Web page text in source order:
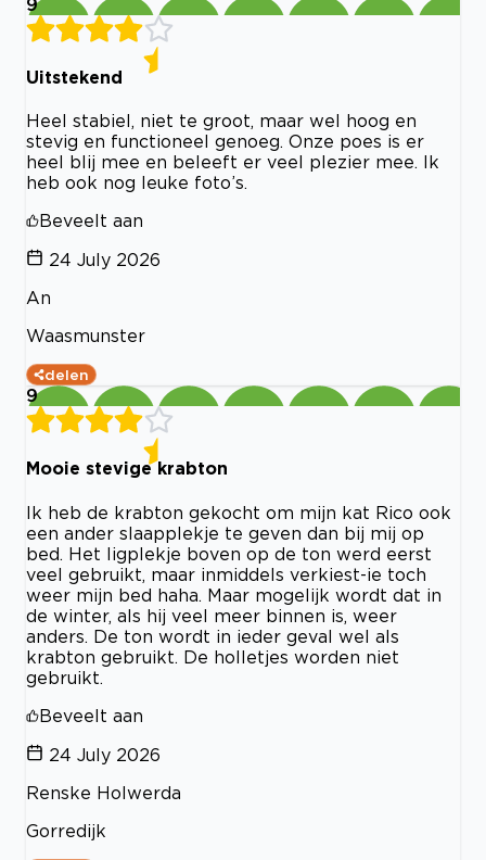
9
Uitstekend
Heel stabiel, niet te groot, maar wel hoog en
stevig en functioneel genoeg. Onze poes is er
heel blij mee en beleeft er veel plezier mee. Ik
heb ook nog leuke foto’s.
Beveelt aan
24 July 2026
An
Waasmunster
delen
9
Mooie stevige krabton
Ik heb de krabton gekocht om mijn kat Rico ook
een ander slaapplekje te geven dan bij mij op
bed. Het ligplekje boven op de ton werd eerst
veel gebruikt, maar inmiddels verkiest-ie toch
weer mijn bed haha. Maar mogelijk wordt dat in
de winter, als hij veel meer binnen is, weer
anders. De ton wordt in ieder geval wel als
krabton gebruikt. De holletjes worden niet
gebruikt.
Beveelt aan
24 July 2026
Renske Holwerda
Gorredijk